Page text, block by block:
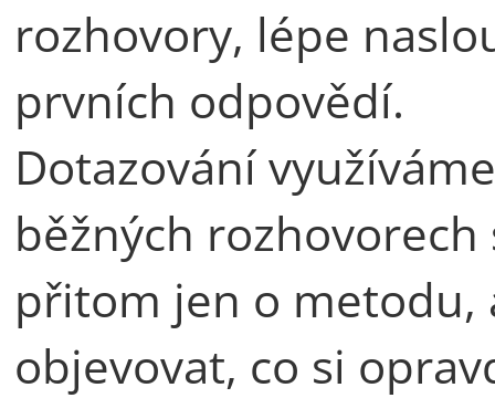
rozhovory, lépe
prvních odpovědí.
Dotazování
běžných
přitom jen o metodu,
objevovat, co si